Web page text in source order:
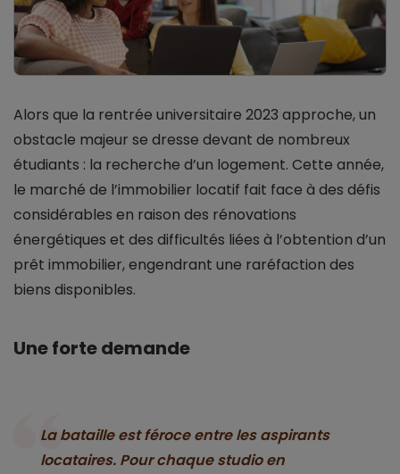
Alors que la rentrée universitaire 2023 approche, un
obstacle majeur se dresse devant de nombreux
étudiants : la recherche d’un logement. Cette année,
le marché de l’immobilier locatif fait face à des défis
considérables en raison des rénovations
énergétiques et des difficultés liées à l’obtention d’un
prêt immobilier, engendrant une raréfaction des
biens disponibles.
Une forte demande
La bataille est féroce entre les aspirants
locataires. Pour chaque studio en